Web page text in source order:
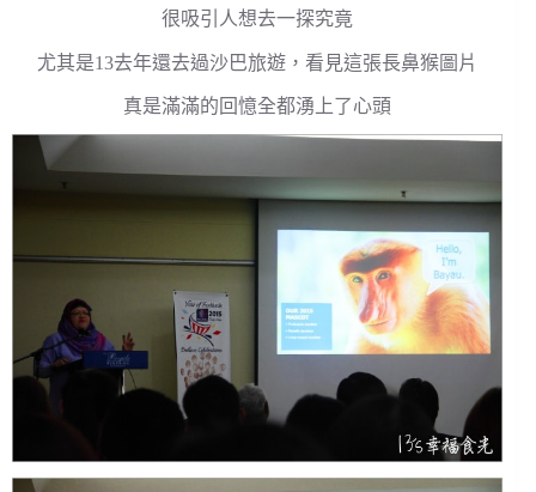
很吸引人想去一探究竟
尤其是13去年還去過沙巴旅遊，看見這張長鼻猴圖片
真是滿滿的回憶全都湧上了心頭